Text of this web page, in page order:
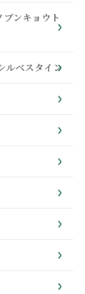
ンキョウト
ベスタイン